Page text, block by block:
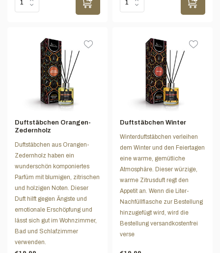
Duftstäbchen Orangen-
Zedernholz
Duftstäbchen aus Orangen-
Zedernholz haben ein
wunderschön komponiertes
Parfüm mit blumigen, zitrischen
und holzigen Noten. Dieser
Duft hilft gegen Ängste und
emotionale Erschöpfung und
lässt sich gut im Wohnzimmer,
Bad und Schlafzimmer
verwenden.
Duftstäbchen Winter
Winterduftstäbchen verleihen
dem Winter und den Feiertagen
eine warme, gemütliche
Atmosphäre. Dieser würzige,
warme Zitrusduft regt den
Appetit an. Wenn die Liter-
Nachfüllflasche zur Bestellung
hinzugefügt wird, wird die
Bestellung versandkostenfrei
verse